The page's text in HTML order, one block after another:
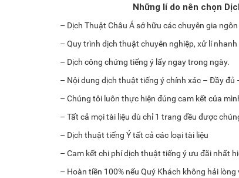
Những lí do nên chọn
– Dịch Thuật Châu Á sở hữu các chuyên gia
– Quy trình dịch thuật chuyên nghiệp, xử lí
– Dịch công chứng tiếng ý lấy ngay trong ngày.
– Nội dung dịch thuật tiếng ý chính xác – Đầy đủ
– Chúng tôi luôn thực hiện đúng cam kết của
– Tất cả mọi tài liệu dù chỉ 1 trang đều được
– Dịch thuật tiếng Ý tất cả các loại tài liệu
– Cam kết chi phí dịch thuật tiếng ý ưu đãi nhất
– Hoàn tiền 100% nếu Quý Khách không hải